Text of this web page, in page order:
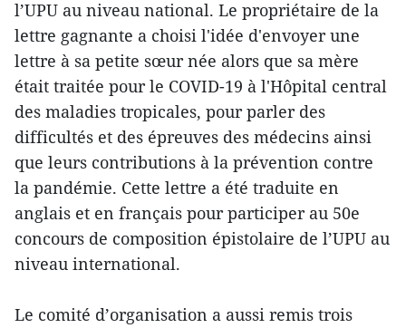
l’UPU au niveau national. Le propriétaire de la
lettre gagnante a choisi l'idée d'envoyer une
lettre à sa petite sœur née alors que sa mère
était traitée pour le COVID-19 à l'Hôpital central
des maladies tropicales, pour parler des
difficultés et des épreuves des médecins ainsi
que leurs contributions à la prévention contre
la pandémie. Cette lettre a été traduite en
anglais et en français pour participer au 50e
concours de composition épistolaire de l’UPU au
niveau international.
Le comité d’organisation a aussi remis trois